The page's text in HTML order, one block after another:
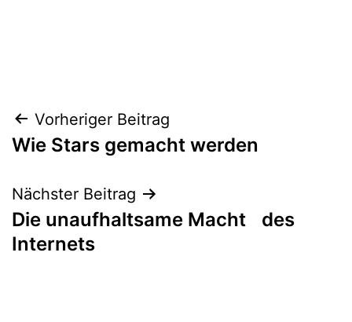
Beitragsnavigation
Vorheriger Beitrag
Wie Stars gemacht werden
Nächster Beitrag
Die unaufhaltsame Macht des
Internets